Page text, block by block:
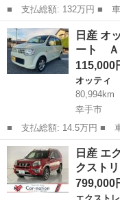
■ 支払総額: 132万円 ■ 車両本体価格： 1,271,000 円 ■ メーカー
名： 日産 ■ 車種名： デ
ー Ｇターボ エマージェ
ＤＶＤ／Ｂ...
埼玉 さいたま市
日産 オ
ート
115,000
オッティ
80,994km
幸手市
■ 支払総額: 14.5万円 ■ 車両本体価格： 115,000 円 ■ メーカー
名： 日産 ■ 車種名：
ミラー ベンチシート
ン パワーウ...
埼玉 幸手市 オッテ
日産 エ
クスト
799,000